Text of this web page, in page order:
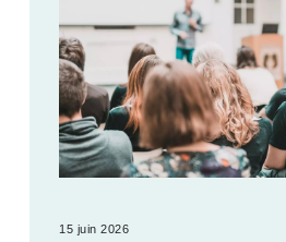
15 juin 2026